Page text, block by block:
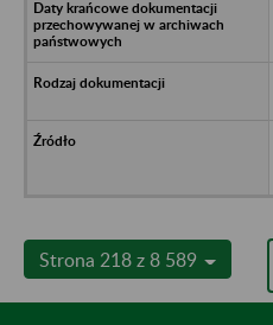
Strona 218 z 8 589